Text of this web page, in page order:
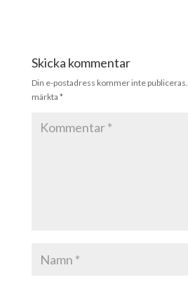
Skicka kommentar
Din e-postadress kommer inte publiceras.
märkta *